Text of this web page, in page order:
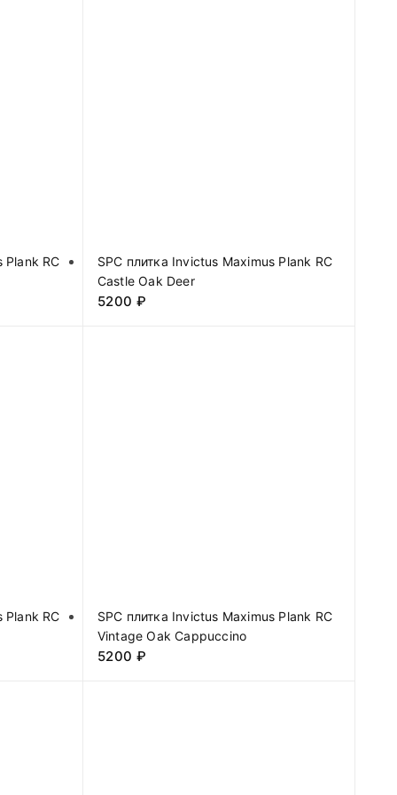
Plank RC
SPC плитка Invictus Maximus Plank RC
Castle Oak Deer
5200₽
Plank RC
SPC плитка Invictus Maximus Plank RC
Vintage Oak Cappuccino
5200₽